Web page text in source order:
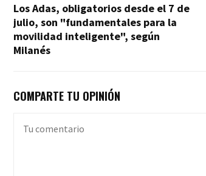
Los Adas, obligatorios desde el 7 de
julio, son "fundamentales para la
movilidad inteligente", según
Milanés
COMPARTE TU OPINIÓN